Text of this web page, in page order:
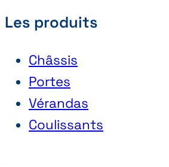
Les produits
Châssis
Portes
Vérandas
Coulissants